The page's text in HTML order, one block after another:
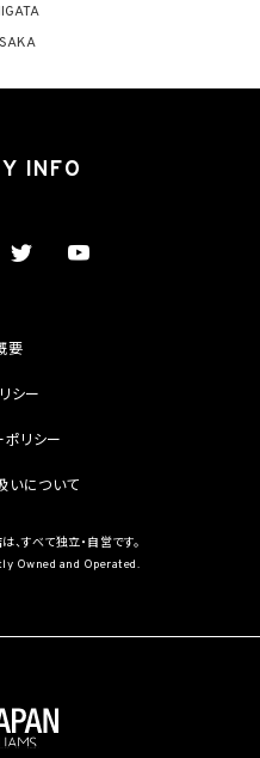
誘発するおそれがある方法により個人
ます。）を取得しません。
該要配慮個人情報を取得する目的の一
利利益を不当に侵害するおそれがある
情報保護委員会規則で定める者により
の外形上明らかな要配慮個人情報を取得
合であって、当該第三者による当該提
に際しては、個人情報保護委員会規則
当する場合又は第8.1項各号のいずれ
かつ適切な監督を行います。また、当社
る場合は、委託先において個人情報の安
INFO
要
シー
ポリシー
いについて
、すべて独立・自営です。
Owned and Operated.